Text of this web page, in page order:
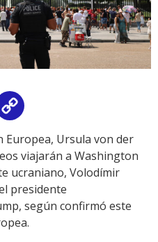
Link
Europea, Ursula von der
viajarán a Washington
ucraniano, Volodímir
presidente
según confirmó este